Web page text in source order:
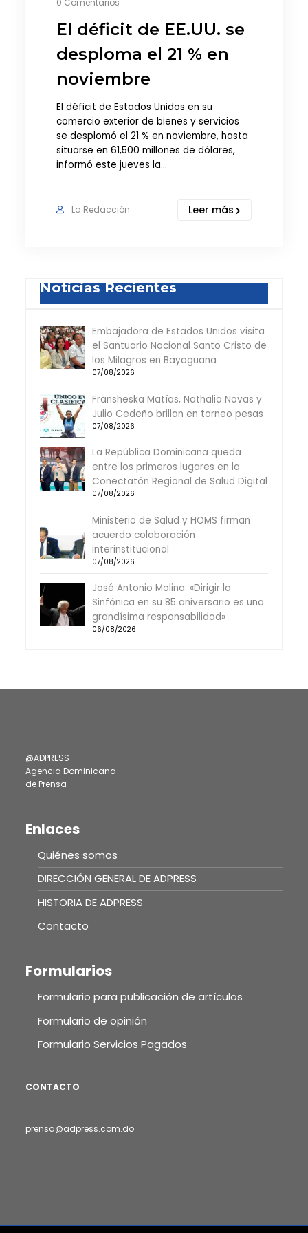
0 Comentarios
El déficit de EE.UU. se
desploma el 21 % en
noviembre
El déficit de Estados Unidos en su
comercio exterior de bienes y servicios
se desplomó el 21 % en noviembre, hasta
situarse en 61,500 millones de dólares,
informó este jueves la…
La Redacción Leer más
Noticias Recientes
Embajadora de Estados Unidos visita
el Santuario Nacional Santo Cristo de
los Milagros en Bayaguana
07/08/2026
Fransheska Matías, Nathalia Novas y
Julio Cedeño brillan en torneo pesas
07/08/2026
La República Dominicana queda
entre los primeros lugares en la
Conectatón Regional de Salud Digital
07/08/2026
Ministerio de Salud y HOMS firman
acuerdo colaboración
interinstitucional
07/08/2026
José Antonio Molina: «Dirigir la
Sinfónica en su 85 aniversario es una
grandísima responsabilidad»
06/08/2026
@ADPRESS
Agencia Dominicana
de Prensa
Enlaces
Quiénes somos
DIRECCIÓN GENERAL DE ADPRESS
HISTORIA DE ADPRESS
Contacto
Formularios
Formulario para publicación de artículos
Formulario de opinión
Formulario Servicios Pagados
CONTACTO
prensa@adpress.com.do